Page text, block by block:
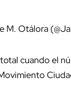
M. Otálora
cuando el